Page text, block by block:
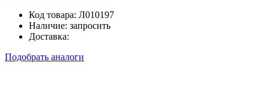
Код товара: Л010197
Наличие: запросить
Доставка:
Подобрать аналоги